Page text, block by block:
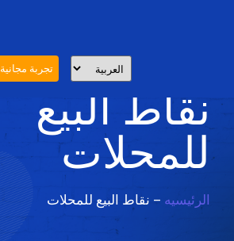
تجربة مجانية
نقاط البيع
للمحلات
الرئيسيه – نقاط البيع للمحلات